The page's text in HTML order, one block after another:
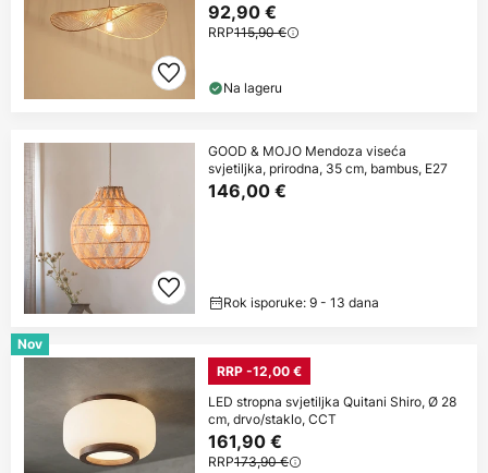
92,90 €
RRP115,90 €
Na lageru
GOOD & MOJO Mendoza viseća
svjetiljka, prirodna, 35 cm, bambus, E27
146,00 €
Rok isporuke: 9 - 13 dana
Nov
RRP -12,00 €
LED stropna svjetiljka Quitani Shiro, Ø 28
cm, drvo/staklo, CCT
161,90 €
RRP173,90 €